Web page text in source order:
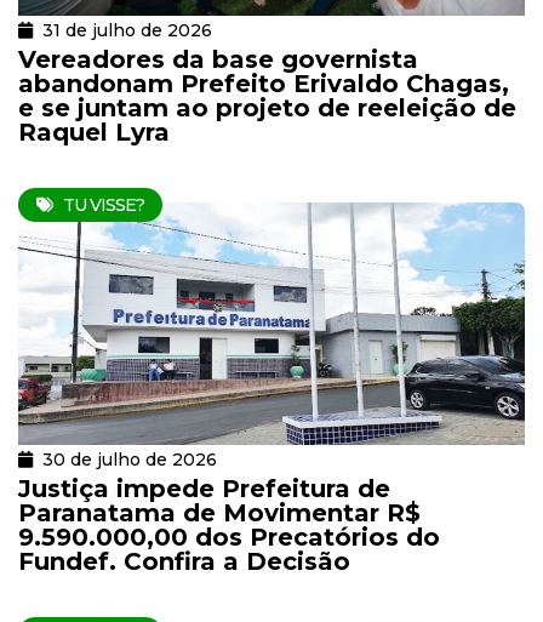
31 de julho de 2026
Vereadores da base governista
abandonam Prefeito Erivaldo Chagas,
e se juntam ao projeto de reeleição de
Raquel Lyra
TU VISSE?
30 de julho de 2026
Justiça impede Prefeitura de
Paranatama de Movimentar R$
9.590.000,00 dos Precatórios do
Fundef. Confira a Decisão